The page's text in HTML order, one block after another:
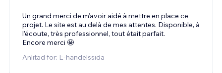
Un grand merci de m’avoir aidé à mettre en place ce
projet. Le site est au delà de mes attentes. Disponible, à
l’écoute, très professionnel, tout était parfait.
Encore merci 🤩
Anlitad för: E-handelssida